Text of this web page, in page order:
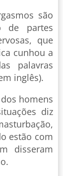
são
de partes
que
cunhou a
palavras
inglês).
homens
diz
estão com
disseram